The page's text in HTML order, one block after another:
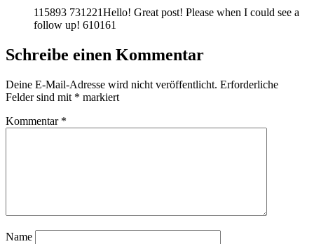
115893 731221Hello! Great post! Please when I could see a
follow up! 610161
Schreibe einen Kommentar
Deine E-Mail-Adresse wird nicht veröffentlicht. Erforderliche
Felder sind mit * markiert
Kommentar *
Name